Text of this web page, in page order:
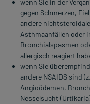
wenn Sie in der
gegen Schmerzen,
andere
Asthmaanfällen oder
Bronchialspasmen
allergisch reagiert
wenn Sie
andere NSAIDS sind
Angioödemen,
Nesselsucht